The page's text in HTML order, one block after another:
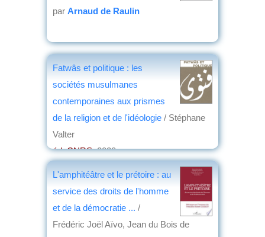
par Arnaud de Raulin
Fatwâs et politique : les
sociétés musulmanes
contemporaines aux prismes
de la religion et de l'idéologie / Stéphane
Valter
éd. CNRS, 2020
L'amphitéâtre et le prétoire : au
service des droits de l'homme
et de la démocratie ... /
Frédéric Joël Aïvo, Jean du Bois de